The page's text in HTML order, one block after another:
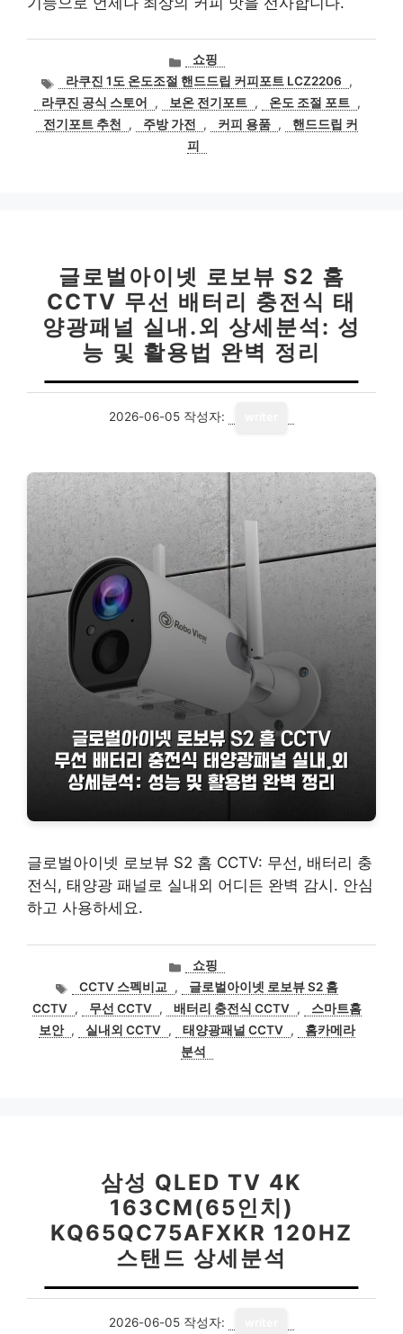
카
테
고
리
쇼핑
태
그
라쿠진 1도 온도조절 핸드드립 커피포트 LCZ2206
,
라쿠진 공식 스토어
, 보온 전기포트 , 온도 조절 포트 ,
전기포트 추천
, 주방 가전 , 커피 용품 ,
핸드드립 커
피
글로벌아이넷 로보뷰 S2 홈
CCTV 무선 배터리 충전식 태
양광패널 실내.외 상세분석: 성
능 및 활용법 완벽 정리
2026-06-05 작성자:
글로벌아이넷 로보뷰 S2 홈 CCTV: 무선, 배터리 충
전식, 태양광 패널로 실내외 어디든 완벽 감시. 안심
하고 사용하세요.
카
테
고
리
쇼핑
태CCTV 스펙비교 ,
글로벌아이넷 로보뷰 S2 홈
CCTV , 무선 CCTV , 배터리 충전식 CCTV ,
스마트홈
보안 , 실내외 CCTV , 태양광패널 CCTV ,
홈카메라
분석
삼성 QLED TV 4K
163CM(65인치)
KQ65QC75AFXKR 120HZ
스탠드 상세분석
2026-06-05 작성자: